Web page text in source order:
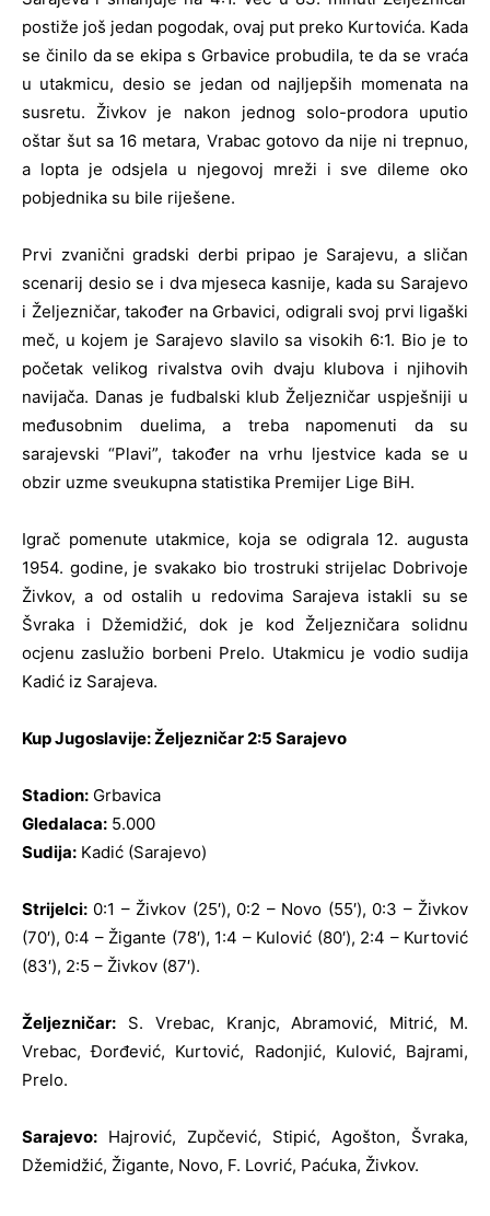
postiže još jedan pogodak, ovaj put preko Kurtovića. Kada
se činilo da se ekipa s Grbavice probudila, te da se vraća
u utakmicu, desio se jedan od najljepših momenata na
susretu. Živkov je nakon jednog solo-prodora uputio
oštar šut sa 16 metara, Vrabac gotovo da nije ni trepnuo,
a lopta je odsjela u njegovoj mreži i sve dileme oko
pobjednika su bile riješene.
Prvi zvanični gradski derbi pripao je Sarajevu, a sličan
scenarij desio se i dva mjeseca kasnije, kada su Sarajevo
i Željezničar, također na Grbavici, odigrali svoj prvi ligaški
meč, u kojem je Sarajevo slavilo sa visokih 6:1. Bio je to
početak velikog rivalstva ovih dvaju klubova i njihovih
navijača. Danas je fudbalski klub Željezničar uspješniji u
međusobnim duelima, a treba napomenuti da su
sarajevski “Plavi”, također na vrhu ljestvice kada se u
obzir uzme sveukupna statistika Premijer Lige BiH.
Igrač pomenute utakmice, koja se odigrala 12. augusta
1954. godine, je svakako bio trostruki strijelac Dobrivoje
Živkov, a od ostalih u redovima Sarajeva istakli su se
Švraka i Džemidžić, dok je kod Željezničara solidnu
ocjenu zaslužio borbeni Prelo. Utakmicu je vodio sudija
Kadić iz Sarajeva.
Kup Jugoslavije:Željezničar 2:5 Sarajevo
Stadion: Grbavica
Gledalaca: 5.000
Sudija: Kadić (Sarajevo)
Strijelci: 0:1 – Živkov (25′), 0:2 – Novo (55′), 0:3 – Živkov
(70′), 0:4 – Žigante (78′), 1:4 – Kulović (80′), 2:4 – Kurtović
(83′), 2:5 – Živkov (87′).
Željezničar: S. Vrebac, Kranjc, Abramović, Mitrić, M.
Vrebac, Đorđević, Kurtović, Radonjić, Kulović, Bajrami,
Prelo.
Sarajevo: Hajrović, Zupčević, Stipić, Agošton, Švraka,
Džemidžić, Žigante, Novo, F. Lovrić, Paćuka, Živkov.